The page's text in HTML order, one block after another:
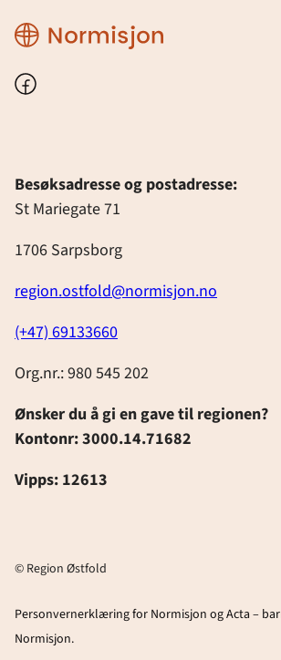
Region
Østfold
Facebook
Besøksadresse og postadresse:
St Mariegate 71
1706 Sarpsborg
region.ostfold@normisjon.no
(+47) 69133660
Org.nr.: 980 545 202
Ønsker du å gi en gave til regionen?
Kontonr: 3000.14.71682
Vipps: 12613
© Region Østfold
Personvernerklæring for Normisjon og Acta –
Normisjon.